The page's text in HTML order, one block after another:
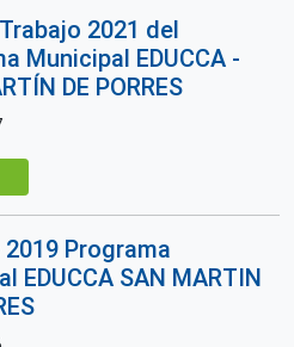
2021 del
Municipal EDUCCA -
DE PORRES
Programa
EDUCCA SAN MARTIN